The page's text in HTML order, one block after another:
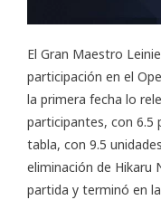
El Gran Maestro
participación en el
la primera fecha lo
participantes, con 6.5
tabla, con 9.5
eliminación de Hikaru
partida y terminó en